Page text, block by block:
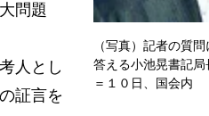
（写真）記者の質問
答える小池晃書記局
＝１０日、国会内
問題
人とし
証言を